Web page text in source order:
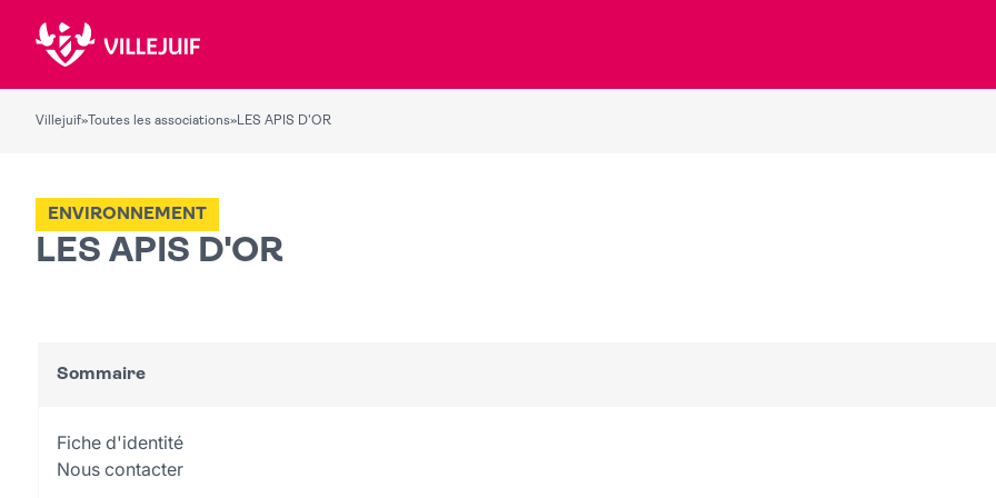
Villejuif» Toutes les associations»LES APIS D'OR
LES APIS D'OR
ENVIRONNEMENT
Sommaire
Fiche d'identité
Nous contacter